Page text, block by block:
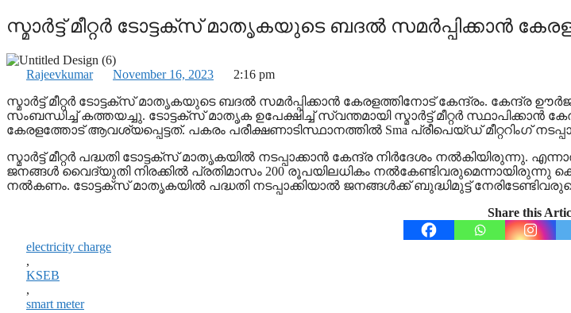
സ്മാര്‍ട്ട് മീറ്റര്‍ ടോട്ടക്സ് മാതൃകയുടെ ബദൽ സമർപ്പിക്കാൻ
Rajeevkumar November 16, 2023
2:16 pm
സ്മാര്‍ട്ട് മീറ്റര്‍ ടോട്ടക്സ് മാതൃകയുടെ ബദൽ സമർപ്പിക്കാൻ കേരളത്തിനോട് കേന്ദ്രം. കേന്ദ്ര
സംബന്ധിച്ച് കത്തയച്ചു. ടോട്ടക്സ് മാതൃക ഉപേക്ഷിച്ച് സ്വന്തമായി സ്മാർട്ട് മീറ്റർ
കേരളത്തോട് ആവശ്യപ്പെട്ടത്. പകരം പരീക്ഷണാടിസ്ഥാനത്തിൽ Sma പ്രീപെയ്ഡ് മീറ്ററിംഗ്
സ്മാർട്ട് മീറ്റർ പദ്ധതി ടോട്ടക്സ് മാതൃകയിൽ നടപ്പാക്കാൻ കേന്ദ്ര നിർദേശം നൽകിയിരുന്നു.
ജനങ്ങൾ വൈദ്യുതി നിരക്കിൽ പ്രതിമാസം 200 രൂപയിലധികം
നൽകണം. ടോട്ടക്സ് മാതൃകയിൽ പദ്ധതി നടപ്പാക്കിയാൽ ജനങ്ങൾക്ക് ബുദ്ധിമുട്ട്
Share this
electricity charge
,
KSEB
,
smart meter